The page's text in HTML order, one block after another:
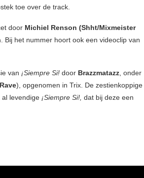
toe over de track.
door Michiel Renson (Shht/Mixmeister
. Bij het nummer hoort ook een videoclip van
van ¡Siempre Si! door Brazzmatazz, onder
), opgenomen in Trix. De zestienkoppige
levendige ¡Siempre Si!, dat bij deze een